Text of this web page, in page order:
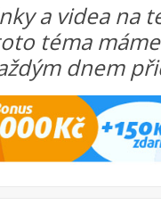
a videa na
téma
dnem